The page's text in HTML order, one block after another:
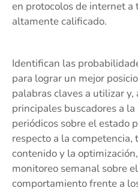
en protocolos de internet a
altamente calificado.
Identifican las
para lograr un mejor
palabras claves a utilizar y,
principales buscadores a
periódicos sobre el estado
respecto a la
contenido y la
monitoreo semanal sobre
comportamiento frente a